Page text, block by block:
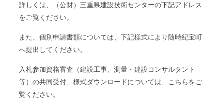
詳しくは、（公財）三重県建設技術センターの下記アドレス
をご覧ください。
また、個別申請書類については、下記様式により随時紀宝町
へ提出してください。
入札参加資格審査（建設工事、測量・建設コンサルタント
等）の共同受付、様式ダウンロードについては、こちらをご
覧ください。